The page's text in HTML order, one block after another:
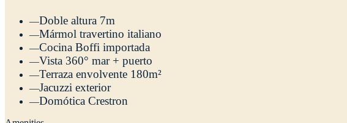
—Doble altura 7m
—Mármol travertino italiano
—Cocina Boffi importada
—Vista 360° mar + puerto
—Terraza envolvente 180m²
—Jacuzzi exterior
—Domótica Crestron